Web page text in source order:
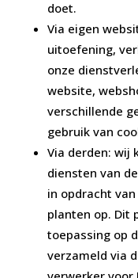
doet.
Via eigen
uitoefening,
onze
website,
verschillende
gebruik van
Via derden: wij
diensten van
in opdracht
planten op. Dit
toepassing op
verzameld via